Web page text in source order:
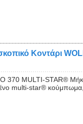
Κοντάρι
MULTI-STAR®
multi-star® κούμπωμα,